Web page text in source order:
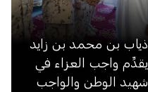
ذياب بن محمد بن زايد
يقدِّم واجب العزاء في
شهيد الوطن والواجب